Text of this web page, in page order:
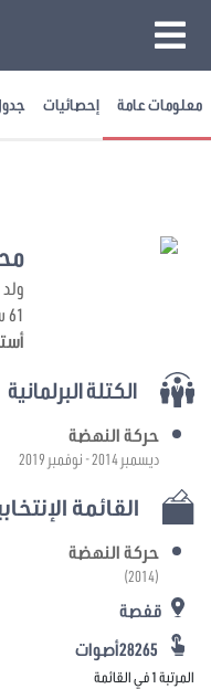
معلومات عامة إحصائيات
61 سنة
الكتلة البرلمانية
حركة النهضة
ديسمبر 2014 - نوفمبر 2019
القائمة
حركة النهضة
(2014)
قفصة
المرتبة 1 في القائمة